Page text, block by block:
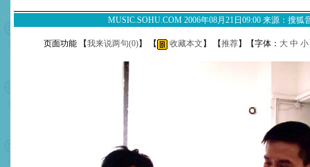
MUSIC.SOHU.COM 2006年08月21日09:00 来源：搜狐
页面功能 【我来说两句(0)】 【 收藏本文 】 【推荐】【字体： 大 中 小